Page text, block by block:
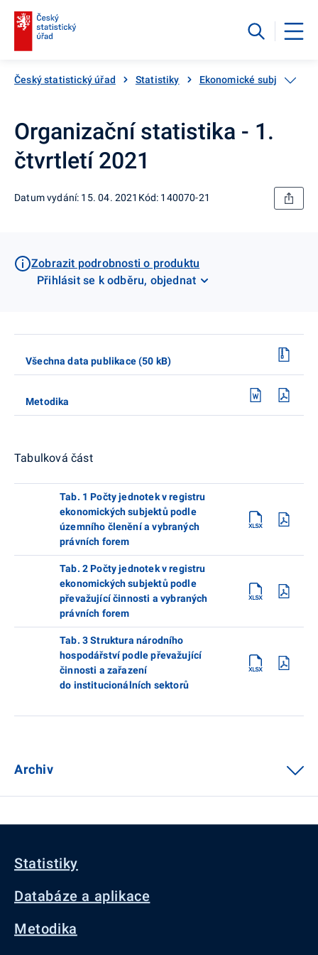
Český statistický úřad Statistiky Ekonomické subjekty
Organizační statistika - 1.
čtvrtletí 2021
Datum vydání: 15. 04. 2021 Kód: 140070-21
Zobrazit podrobnosti o produktu
Přihlásit se k odběru, objednat
Všechna data publikace (50 kB)
Metodika
Tabulková část
Tab. 1 Počty jednotek v registru
ekonomických subjektů podle
územního členění a vybraných
právních forem
Tab. 2 Počty jednotek v registru
ekonomických subjektů podle
převažující činnosti a vybraných
právních forem
Tab. 3 Struktura národního
hospodářství podle převažující
činnosti a zařazení
do institucionálních sektorů
Archiv
Statistiky
Databáze a aplikace
Metodika